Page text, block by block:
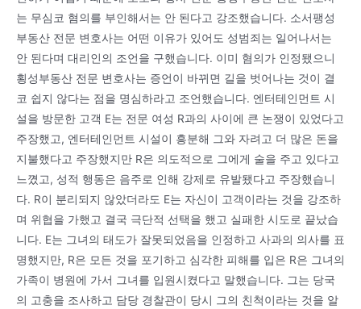
는 무심코 혐의를 부인해서는 안 된다고 강조했습니다. 소서팽성
부동산 전문 변호사는 어떤 이유가 있어도 성범죄는 일어나서는
안 된다며 대리인의 조언을 구했습니다. 이미 혐의가 인정됐으니
횡성부동산 전문 변호사는 증언이 바뀌면 길을 벗어나는 것이 결
코 쉽지 않다는 점을 명심하라고 조언했습니다. 엔터테인먼트 시
설을 방문한 고객 E는 전문 여성 R과의 사이에 큰 논쟁이 있었다고
주장했고, 엔터테인먼트 시설이 흥분해 그와 자려고 더 많은 돈을
지불했다고 주장했지만 R은 의도적으로 그에게 술을 주고 있다고
느꼈고, 성적 행동은 음주로 인해 강제로 유발됐다고 주장했습니
다. R이 분리되지 않았더라도 E는 자신이 고객이라는 것을 강조하
며 위협을 가했고 결국 극단적 선택을 했고 실패한 시도로 끝났습
니다. E는 그녀의 태도가 잘못되었음을 인정하고 사과의 의사를 표
명했지만, R은 모든 것을 포기하고 심각한 피해를 입은 R은 그녀의
가족이 병원에 가서 그녀를 입원시켰다고 말했습니다. 그는 당국
의 고충을 조사하고 담당 경찰관이 당시 그의 친척이라는 것을 알